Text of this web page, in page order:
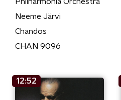
Neeme Järvi
Chandos
CHAN 9096
12:52